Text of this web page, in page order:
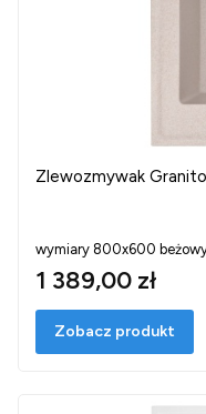
Zlewozmywak
wymiary 800x600
1 389,00 zł
Zobacz produkt